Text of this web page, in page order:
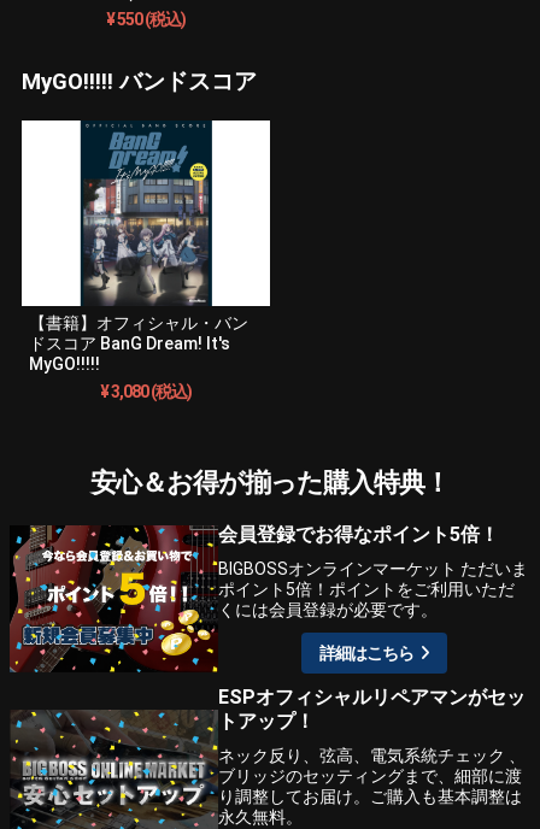
¥ 550 (税込)
MyGO!!!!! バンドスコア
【書籍】オフィシャル・バン
ドスコア BanG Dream! It's
MyGO!!!!!
¥ 3,080 (税込)
安心＆お得が揃った購入特典！
会員登録でお得なポイント5倍！
BIGBOSSオンラインマーケット ただいま
ポイント5倍！ポイントをご利用いただ
くには会員登録が必要です。
詳細はこちら
ESPオフィシャルリペアマンがセッ
トアップ！
ネック反り、弦高、電気系統チェック 、
ブリッジのセッティングまで、細部に渡
り調整してお届け。ご購入も基本調整は
永久無料。